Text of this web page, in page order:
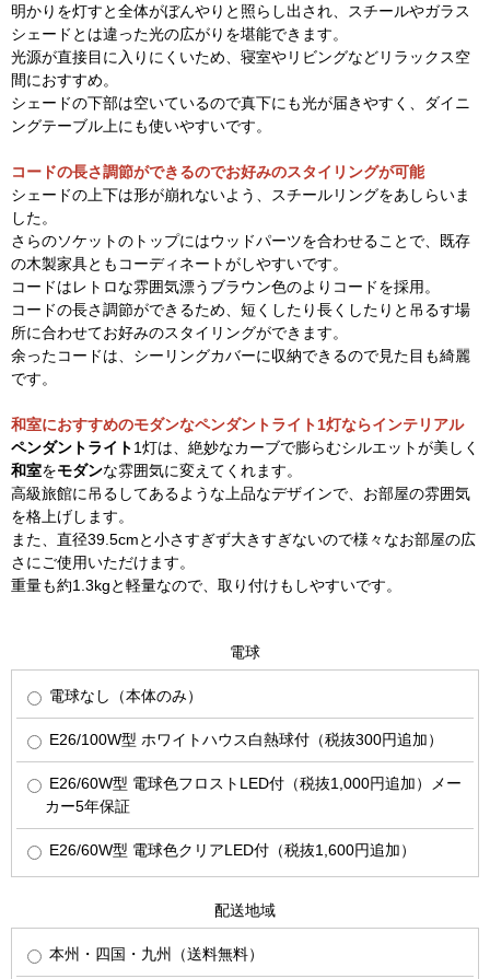
明かりを灯すと全体がぼんやりと照らし出され、スチールやガラス
シェードとは違った光の広がりを堪能できます。
光源が直接目に入りにくいため、寝室やリビングなどリラックス空
間におすすめ。
シェードの下部は空いているので真下にも光が届きやすく、ダイニ
ングテーブル上にも使いやすいです。
コードの長さ調節ができるのでお好みのスタイリングが可能
シェードの上下は形が崩れないよう、スチールリングをあしらいま
した。
さらのソケットのトップにはウッドパーツを合わせることで、既存
の木製家具ともコーディネートがしやすいです。
コードはレトロな雰囲気漂うブラウン色のよりコードを採用。
コードの長さ調節ができるため、短くしたり長くしたりと吊るす場
所に合わせてお好みのスタイリングができます。
余ったコードは、シーリングカバーに収納できるので見た目も綺麗
です。
和室におすすめのモダンなペンダントライト1灯ならインテリアル
ペンダントライト1灯は、絶妙なカーブで膨らむシルエットが美しく
和室をモダンな雰囲気に変えてくれます。
高級旅館に吊るしてあるような上品なデザインで、お部屋の雰囲気
を格上げします。
また、直径39.5cmと小さすぎず大きすぎないので様々なお部屋の広
さにご使用いただけます。
重量も約1.3kgと軽量なので、取り付けもしやすいです。
電球
電球なし（本体のみ）
E26/100W型 ホワイトハウス白熱球付（税抜300円追加）
E26/60W型 電球色フロストLED付（税抜1,000円追加）メー
カー5年保証
E26/60W型 電球色クリアLED付（税抜1,600円追加）
配送地域
本州・四国・九州（送料無料）